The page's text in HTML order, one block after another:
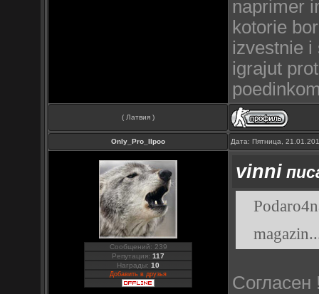
naprimer
kotorie
izvestnie i
igrajut
( Латвия )
Only_Pro_IIpoo Дата: Пятница,
Сообщений: 239
Репутация:117
Награды:10
Добавить в друзья
vinni
Согласен